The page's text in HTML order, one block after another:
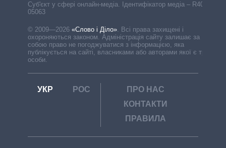
Cуб'єкт у сфері онлайн-медіа. Ідентифікатор медіа – R40-
05063
© 2009—2026 «Слово і Діло» Всі права захищені і
охороняються законом. Адміністрація сайту залишає за
собою право не погоджуватися з інформацією, яка
публікується на сайті, власниками або авторами якої є треті
особи.
УКР РОС
ПРО НАС
КОНТАКТИ
ПРАВИЛА